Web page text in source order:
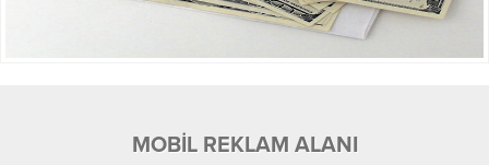
MOBİL REKLAM ALANI